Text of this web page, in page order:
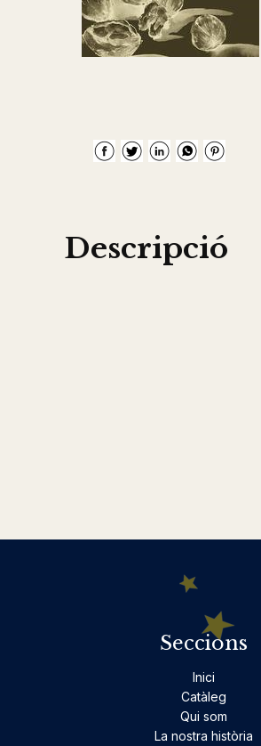
Descripció
Seccions
Inici
Catàleg
Qui som
La nostra història